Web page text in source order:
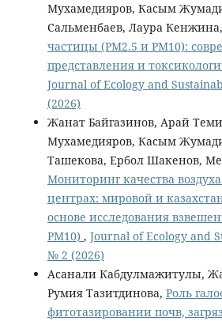
Мухамедияров, Касым
Сальменбаев, Лаура Кенжина,
частицы (РМ2.5 и РМ10):
представления и
Journal of Ecology and
(2026)
Жанат Байгазинов, Арай
Мухамедияров, Касым
Ташекова, Ербол Шакенов,
Мониторинг качества
центрах: мировой и
основе исследования
PM10) , Journal of Ecology and
№ 2 (2026)
Асанали Кабдулмажитулы,
Румия Тазитдинова, Роль
фитотазировании почв,